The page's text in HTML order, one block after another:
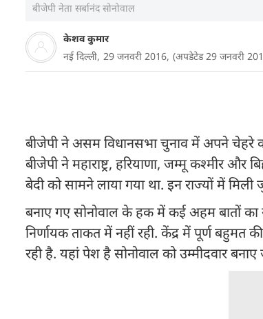
बीजेपी नेता सर्बानंद सोनोवाल
केशव कुमार
नई दिल्ली, 29 जनवरी 2016, (अपडेटेड 29 जनवरी
बीजेपी ने असम विधानसभा चुनाव में अपने चेहरे
बीजेपी ने महाराष्ट्र, हरियाणा, जम्मू कश्मीर और
बेदी को सामने लाया गया था. इन राज्यों में
बनाए गए सोनोवाल के हक में कई अहम बातों का
निर्णायक ताकत में नहीं रही. केंद्र में पूर्ण
रही है. यहां पेश है सोनोवाल को उम्मीदवार